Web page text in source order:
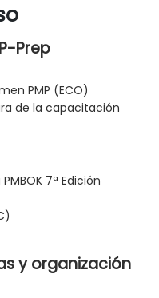
Prep
PMP (ECO)
de la capacitación
7ª Edición
y organización